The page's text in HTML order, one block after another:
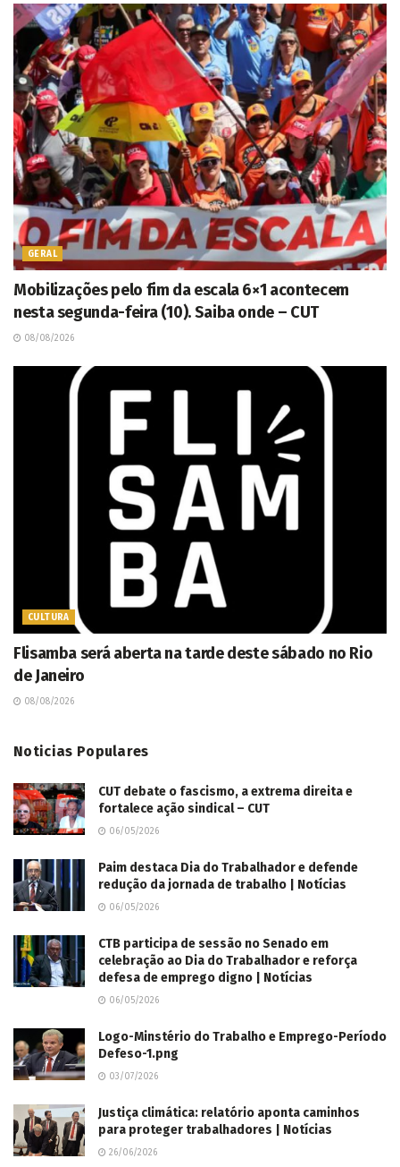
GERAL
Mobilizações pelo fim da escala 6×1 acontecem
nesta segunda-feira (10). Saiba onde – CUT
08/08/2026
CULTURA
Flisamba será aberta na tarde deste sábado no Rio
de Janeiro
08/08/2026
Noticias Populares
CUT debate o fascismo, a extrema direita e
fortalece ação sindical – CUT
06/05/2026
Paim destaca Dia do Trabalhador e defende
redução da jornada de trabalho | Notícias
06/05/2026
CTB participa de sessão no Senado em
celebração ao Dia do Trabalhador e reforça
defesa de emprego digno | Notícias
06/05/2026
Logo-Minstério do Trabalho e Emprego-Período
Defeso-1.png
03/07/2026
Justiça climática: relatório aponta caminhos
para proteger trabalhadores | Notícias
26/06/2026